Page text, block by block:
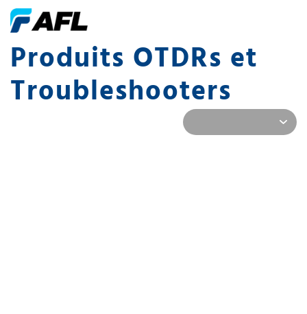
Produits OTDRs et
Troubleshooters